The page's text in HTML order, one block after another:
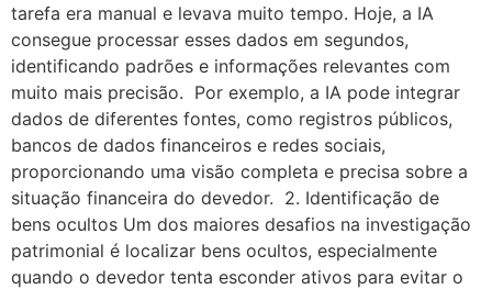
tarefa era manual e levava muito tempo. Hoje, a IA
consegue processar esses dados em segundos,
identificando padrões e informações relevantes com
muito mais precisão. Por exemplo, a IA pode integrar
dados de diferentes fontes, como registros públicos,
bancos de dados financeiros e redes sociais,
proporcionando uma visão completa e precisa sobre a
situação financeira do devedor. 2. Identificação de
bens ocultos Um dos maiores desafios na investigação
patrimonial é localizar bens ocultos, especialmente
quando o devedor tenta esconder ativos para evitar o